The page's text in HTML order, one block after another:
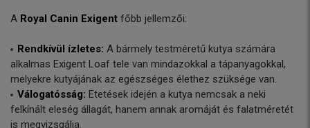
A Royal Canin Exigent főbb jellemzői:
Rendkívül ízletes: A bármely testméretű kutya számára
alkalmas Exigent Loaf tele van mindazokkal a tápanyagokkal,
melyekre kutyájának az egészséges élethez szüksége van.
Válogatósság: Etetések idején a kutya nemcsak a neki
felkínált eleség állagát, hanem annak aromáját és falatméretét
is megvizsgálja.